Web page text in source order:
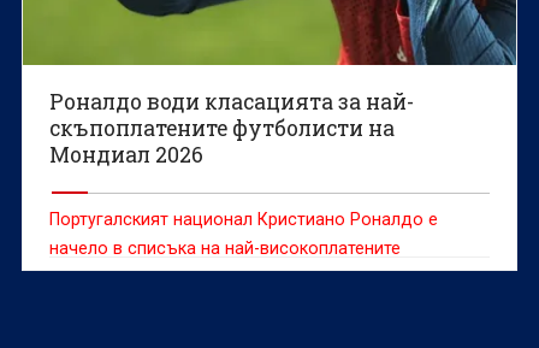
Роналдо води класацията за най-
скъпоплатените футболисти на
Мондиал 2026
Португалският национал Кристиано Роналдо е
начело в списъка на най-високоплатените
футболисти на Световното първенство по футбол,